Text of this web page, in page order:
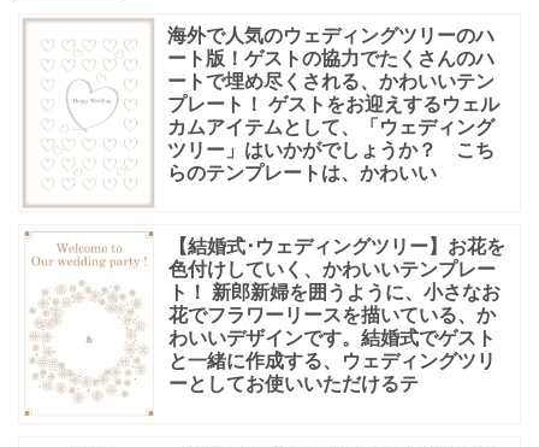
海外で人気のウェディングツリーのハ
ート版！ゲストの協力でたくさんのハ
ートで埋め尽くされる、かわいいテン
プレート！ ゲストをお迎えするウェル
カムアイテムとして、「ウェディング
ツリー」はいかがでしょうか？ こち
らのテンプレートは、かわいい
【結婚式･ウェディングツリー】お花を
色付けしていく、かわいいテンプレー
ト！ 新郎新婦を囲うように、小さなお
花でフラワーリースを描いている、か
わいいデザインです。結婚式でゲスト
と一緒に作成する、ウェディングツリ
ーとしてお使いいただけるテ